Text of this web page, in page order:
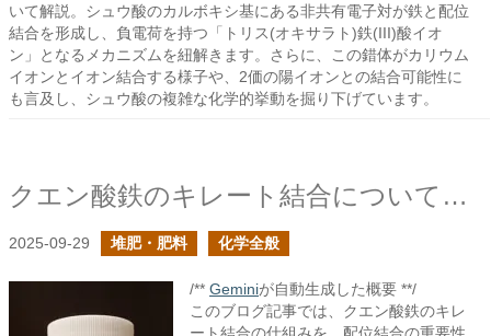
いて解説。シュウ酸のカルボキシ基にある非共有電子対が鉄と配位
結合を形成し、負電荷を持つ「トリス(オキサラト)鉄(III)酸イオ
ン」となるメカニズムを紐解きます。さらに、この錯体がカリウム
イオンとイオン結合する様子や、2価の陽イオンとの結合可能性に
も言及し、シュウ酸の複雑な化学的挙動を掘り下げています。
クエン酸鉄のキレート結合について再び
2025-09-29 堆肥・肥料 化学全般
/** Geminiが自動生成した概要 **/
このブログ記事では、クエン酸鉄のキレ